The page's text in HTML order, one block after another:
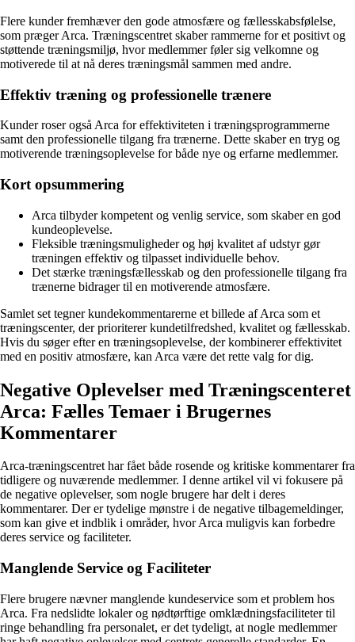
Flere kunder fremhæver den gode atmosfære og fællesskabsfølelse,
som præger Arca. Træningscentret skaber rammerne for et positivt og
støttende træningsmiljø, hvor medlemmer føler sig velkomne og
motiverede til at nå deres træningsmål sammen med andre.
Effektiv træning og professionelle trænere
Kunder roser også Arca for effektiviteten i træningsprogrammerne
samt den professionelle tilgang fra trænerne. Dette skaber en tryg og
motiverende træningsoplevelse for både nye og erfarne medlemmer.
Kort opsummering
Arca tilbyder kompetent og venlig service, som skaber en god
kundeoplevelse.
Fleksible træningsmuligheder og høj kvalitet af udstyr gør
træningen effektiv og tilpasset individuelle behov.
Det stærke træningsfællesskab og den professionelle tilgang fra
trænerne bidrager til en motiverende atmosfære.
Samlet set tegner kundekommentarerne et billede af Arca som et
træningscenter, der prioriterer kundetilfredshed, kvalitet og fællesskab.
Hvis du søger efter en træningsoplevelse, der kombinerer effektivitet
med en positiv atmosfære, kan Arca være det rette valg for dig.
Negative Oplevelser med Træningscenteret
Arca: Fælles Temaer i Brugernes
Kommentarer
Arca-træningscentret har fået både rosende og kritiske kommentarer fra
tidligere og nuværende medlemmer. I denne artikel vil vi fokusere på
de negative oplevelser, som nogle brugere har delt i deres
kommentarer. Der er tydelige mønstre i de negative tilbagemeldinger,
som kan give et indblik i områder, hvor Arca muligvis kan forbedre
deres service og faciliteter.
Manglende Service og Faciliteter
Flere brugere nævner manglende kundeservice som et problem hos
Arca. Fra nedslidte lokaler og nødtørftige omklædningsfaciliteter til
ringe behandling fra personalet, er det tydeligt, at nogle medlemmer